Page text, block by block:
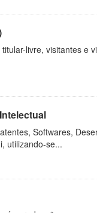
livre, visitantes e
Softwares,
utilizando-se...